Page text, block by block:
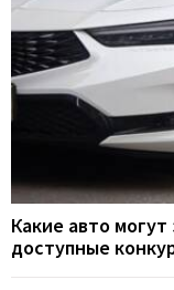
Какие авто
доступные